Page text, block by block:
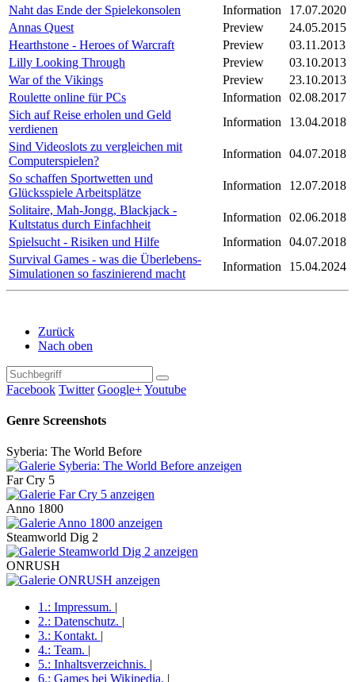
Naht das Ende der Spielekonsolen
Information
17.07.2020
Annas Quest
Preview
24.05.2015
Hearthstone - Heroes of Warcraft
Preview
03.11.2013
Lilly Looking Through
Preview
03.10.2013
War of the Vikings
Preview
23.10.2013
Roulette online für PCs
Information
02.08.2017
Sich auf Reise erholen und Geld
verdienen
Information
13.04.2018
Sind Videoslots zu vergleichen mit
Computerspielen?
Information
04.07.2018
So schaffen Sportwetten und
Glücksspiele Arbeitsplätze
Information
12.07.2018
Solitaire, Mah-Jongg, Blackjack -
Kultstatus durch Einfachheit
Information
02.06.2018
Spielsucht - Risiken und Hilfe
Information
04.07.2018
Survival Games - was die Überlebens-
Simulationen so faszinierend macht
Information 15.04.2024
Zurück
Nach oben
Facebook Twitter Google+Youtube
Genre Screenshots
Syberia: The World Before
Far Cry 5
Anno 1800
Steamworld Dig 2
ONRUSH
1.: Impressum. |
2.: Datenschutz. |
3.: Kontakt. |
4.: Team. |
5.: Inhaltsverzeichnis. |
6.: Games bei Wikipedia. |